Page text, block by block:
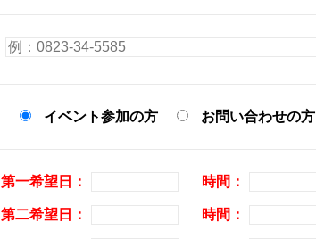
イベント参加の方 お問い合わせの方
第一希望日： 時間：
第二希望日： 時間：